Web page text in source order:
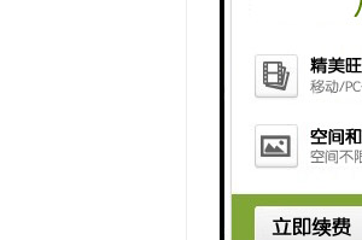
外形尺
重量： 约
采样方式：
采样速度：
样品瓶容